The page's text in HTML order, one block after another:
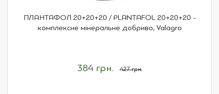
ПЛАНТАФОЛ 20+20+20 / PLANTAFOL 20+20+20 -
комплексне мінеральне добриво, Valagro
384 грн. 427 грн.